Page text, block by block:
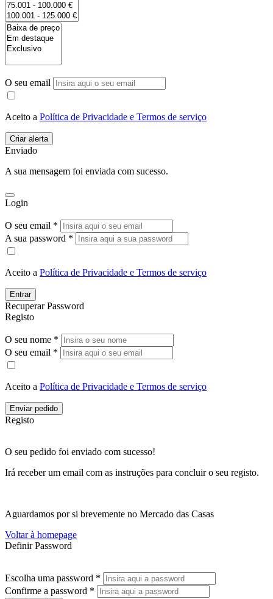
O seu email
Aceito a Política de Privacidade e Termos de serviço
Enviado
A sua mensagem foi enviada com sucesso.
Login
O seu email *
A sua password *
Aceito a Política de Privacidade e Termos de serviço
Entrar
Recuperar Password
Registo
O seu nome *
O seu email *
Aceito a Política de Privacidade e Termos de serviço
Enviar pedido
Registo
O seu pedido foi enviado com sucesso!
Irá receber um email com as instruções para concluir o seu registo.
Aguardamos por si brevemente no Mercado das Casas
Voltar à homepage
Definir Password
Escolha uma password *
Confirme a password *